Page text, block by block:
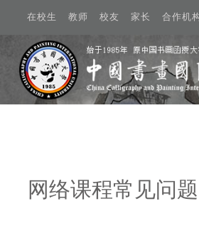
在校生 教师 校友 家长 合作机
网络课程常见问题